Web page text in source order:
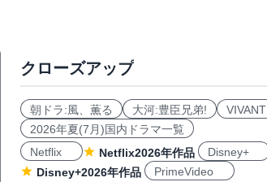
クローズアップ
朝ドラ:風、薫る 大河:豊臣兄弟!
VIVANT
2026年夏(7月)国内ドラマ一覧
Netflix
Netflix2026年作品
Disney+
Disney+2026年作品
PrimeVideo